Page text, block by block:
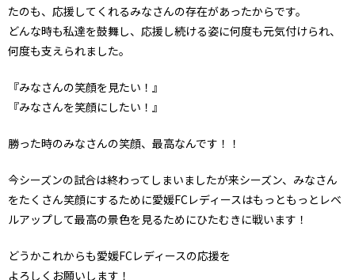
たのも、応援してくれるみなさんの存在があったからです。
どんな時も私達を鼓舞し、応援し続ける姿に何度も元気付けられ、
何度も支えられました。
『みなさんの笑顔を見たい！』
『みなさんを笑顔にしたい！』
勝った時のみなさんの笑顔、最高なんです！！
今シーズンの試合は終わってしまいましたが来シーズン、みなさん
をたくさん笑顔にするために愛媛FCレディースはもっともっとレベ
ルアップして最高の景色を見るためにひたむきに戦います！
どうかこれからも愛媛FCレディースの応援を
よろしくお願いします！